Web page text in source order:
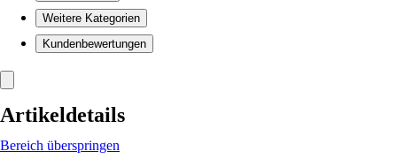
Weitere Kategorien
Kundenbewertungen
Artikeldetails
Bereich überspringen